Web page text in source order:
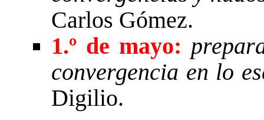
Carlos Gómez.
1.º de mayo:
convergencia en lo
Digilio.